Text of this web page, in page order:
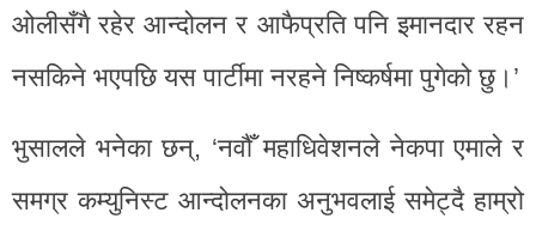
ओलीसँगै रहेर आन्दोलन र आफैप्रति पनि इमानदार रहन
नसकिने भएपछि यस पार्टीमा नरहने निष्कर्षमा पुगेको छु।’
भुसालले भनेका छन्, ‘नवौँ महाधिवेशनले नेकपा एमाले र
समग्र कम्युनिस्ट आन्दोलनका अनुभवलाई समेट्दै हाम्रो